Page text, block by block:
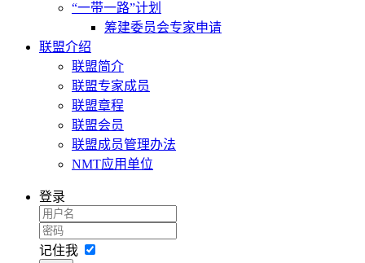
“一带一路”计划
筹建委员会专家申请
联盟介绍
联盟简介
联盟专家成员
联盟章程
联盟会员
联盟成员管理办法
NMT应用单位
登录
记住我